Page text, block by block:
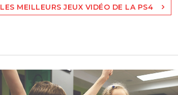
Road
LES MEILLEURS JEUX VIDÉO DE LA PS4